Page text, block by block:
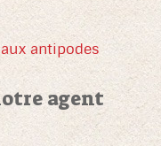
antipodes
agent